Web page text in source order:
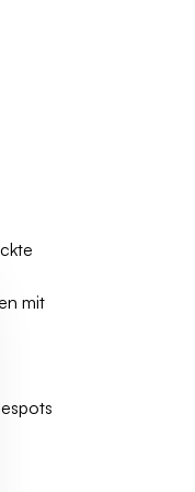
mit